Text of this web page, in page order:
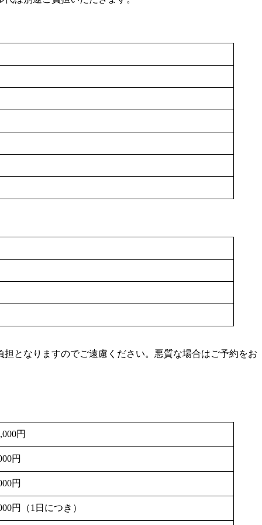
となりますのでご遠慮ください。悪質な場合はご予約をお
円
円
円
円（1日につき）